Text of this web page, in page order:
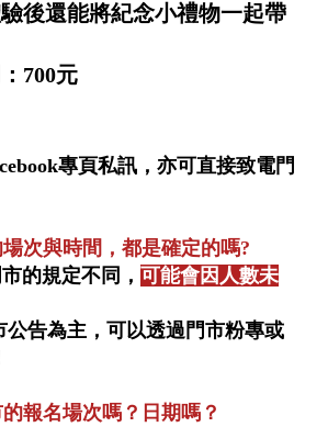
後還能將紀念小禮物一起帶
700元
專頁私訊，亦可直接致電門
次與時間，都是確定的嗎?
的規定不同， 可能會因人數未
公告為主，可以透過門市粉專或
報名場次嗎？日期嗎？